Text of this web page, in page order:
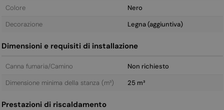
Colore
Nero
Decorazione
Legna (aggiuntiva)
Dimensioni e requisiti di installazione
Canna fumaria/Camino
Non richiesto
Dimensione minima della stanza (m³)
25 m³
Prestazioni di riscaldamento